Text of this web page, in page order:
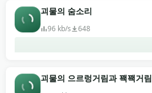
괴물의 숨소리
96 kb/s 648
괴물의 으르렁거림과 꽥꽥거림